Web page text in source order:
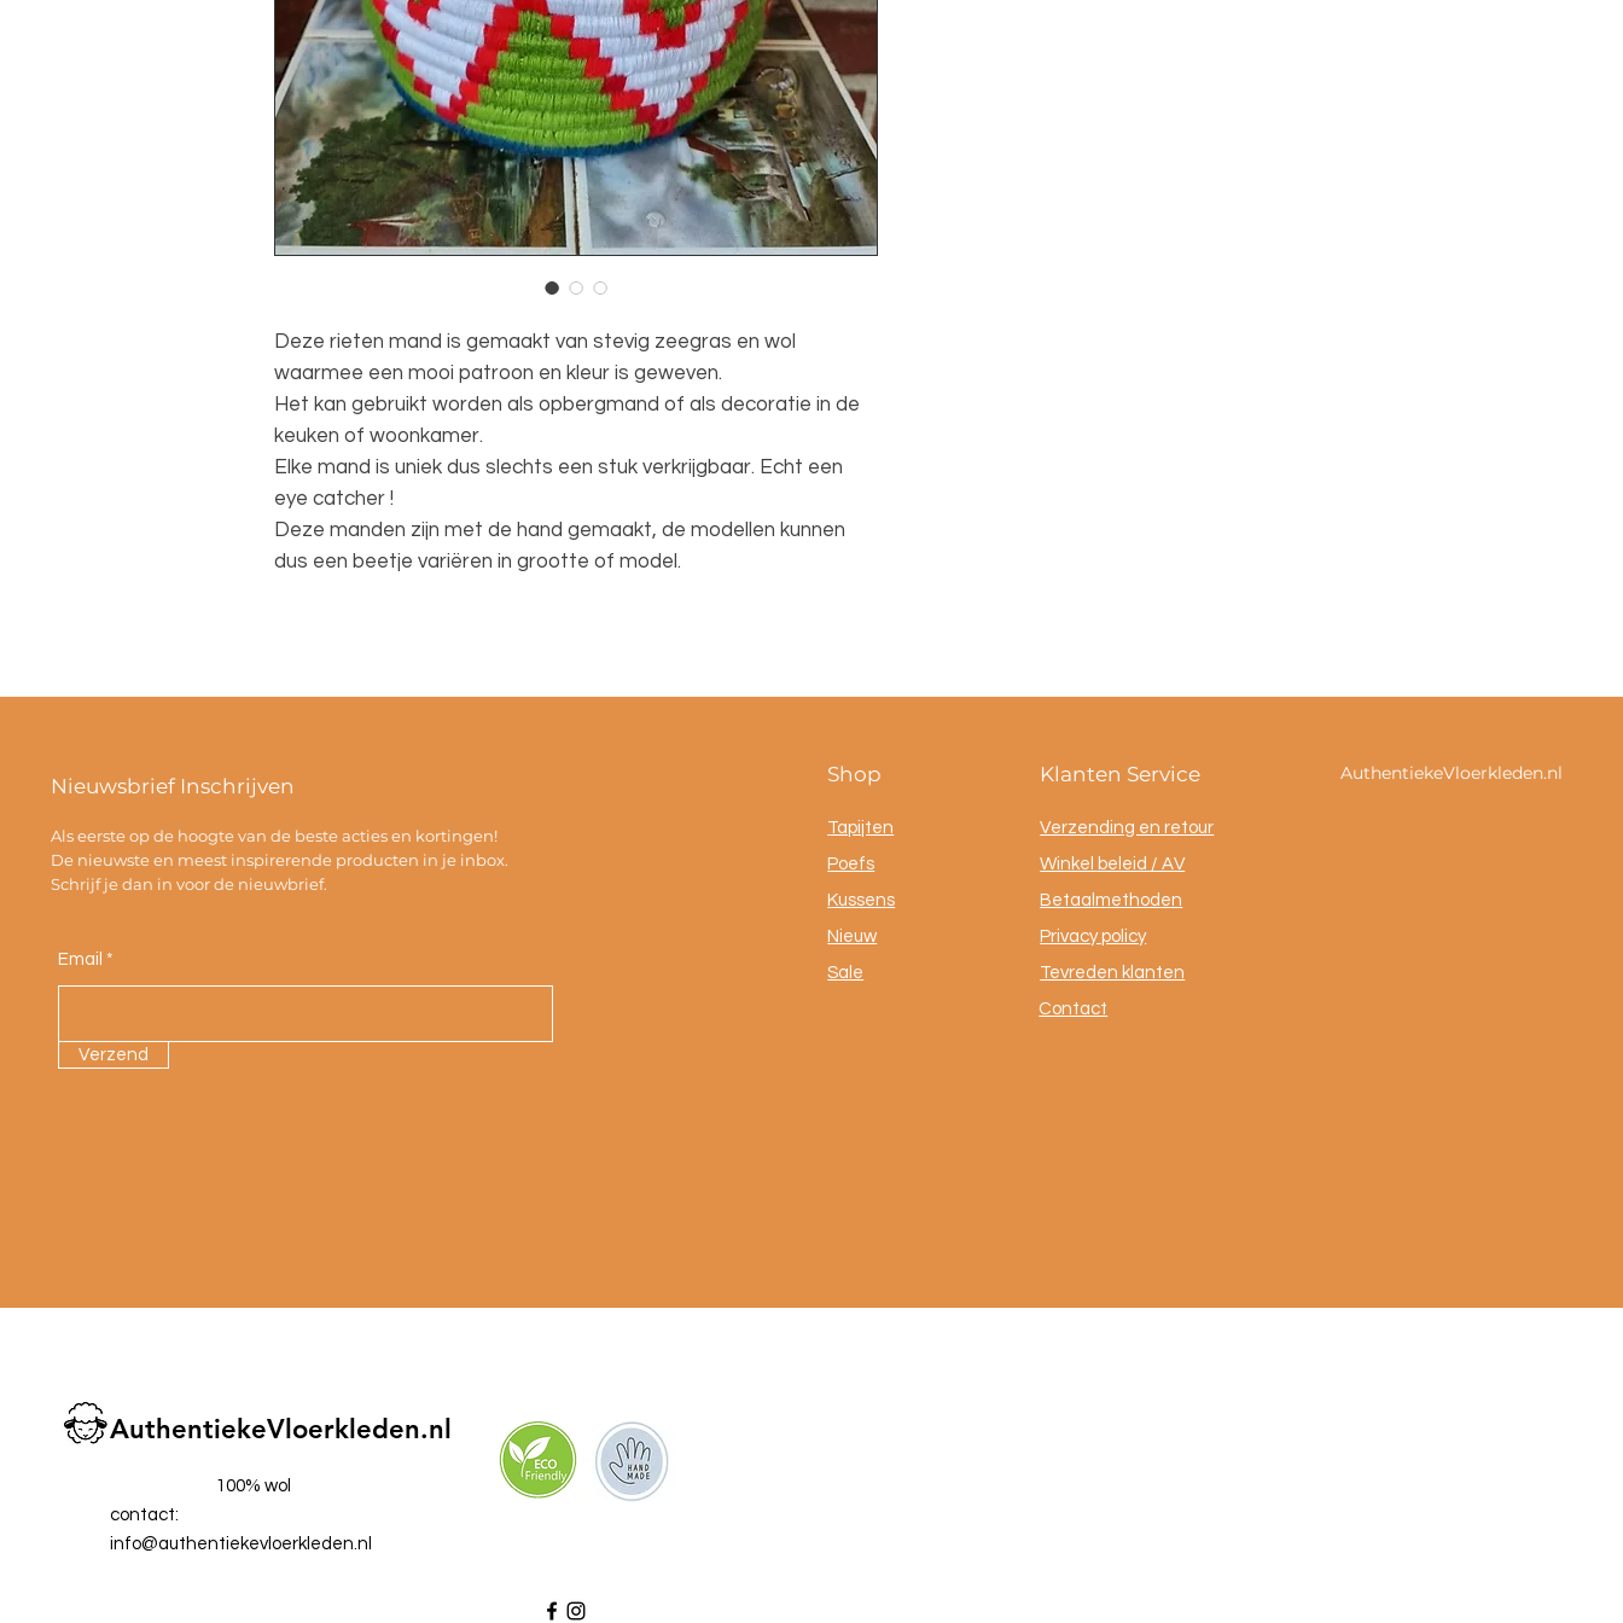
Deze rieten mand is gemaakt van stevig zeegras en wol
waarmee een mooi patroon en kleur is geweven.
Het kan gebruikt worden als opbergmand of als decoratie in de
keuken of woonkamer.
Elke mand is uniek dus slechts een stuk verkrijgbaar. Echt een
eye catcher !
Deze manden zijn met de hand gemaakt, de modellen kunnen
dus een beetje variëren in grootte of model.
Nieuwsbrief Inschrijven
Als eerste op de hoogte van de beste acties en kortingen!
De nieuwste en meest inspirerende producten in je inbox.
Schrijf je dan in voor de nieuwbrief.
Email
Verzend
Shop
Tapijten
Poefs
Kussens
Nieuw
Sale
Klanten Service
Verzending en retour
Winkel beleid / AV
Betaalmethoden
Privacy policy
Tevreden klanten
Contact
AuthentiekeVloerkleden.nl
AuthentiekeVloerkleden.nl
100% wol
contact:
info@authentiekevloerkleden.nl